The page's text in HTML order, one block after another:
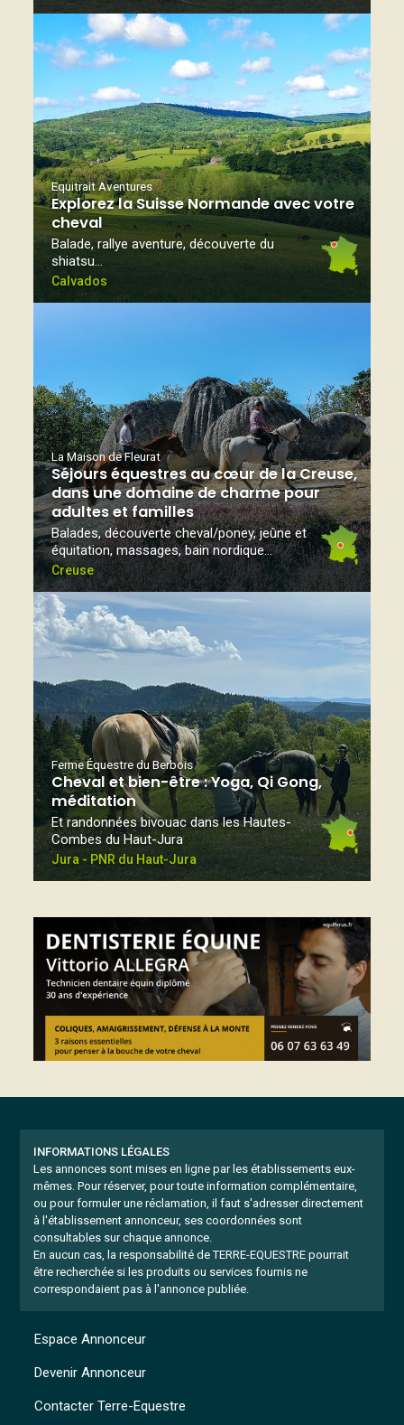
Equitrait Aventures
Explorez la Suisse Normande avec votre
cheval
Balade, rallye aventure, découverte du
shiatsu…
Calvados
La Maison de Fleurat
Séjours équestres au cœur de la Creuse,
dans une domaine de charme pour
adultes et familles
Balades, découverte cheval/poney, jeûne et
équitation, massages, bain nordique...
Creuse
Ferme Équestre du Berbois
Cheval et bien-être : Yoga, Qi Gong,
méditation
Et randonnées bivouac dans les Hautes-
Combes du Haut-Jura
Jura - PNR du Haut-Jura
INFORMATIONS LÉGALES
Les annonces sont mises en ligne par les établissements eux-
mêmes. Pour réserver, pour toute information complémentaire,
ou pour formuler une réclamation, il faut s'adresser directement
à l'établissement annonceur, ses coordonnées sont
consultables sur chaque annonce.
En aucun cas, la responsabilité de TERRE-EQUESTRE pourrait
être recherchée si les produits ou services fournis ne
correspondaient pas à l'annonce publiée.
Espace Annonceur
Devenir Annonceur
Contacter Terre-Equestre